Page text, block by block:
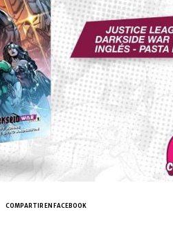
COMPARTIR EN FACEBOOK